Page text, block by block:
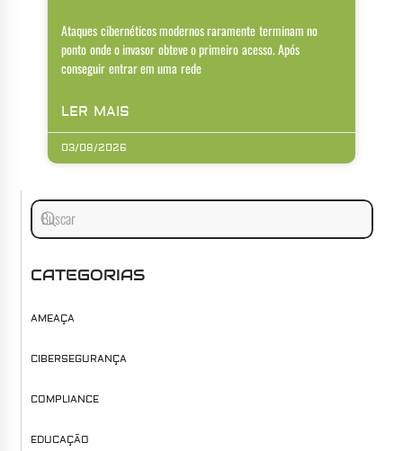
Ataques cibernéticos modernos raramente terminam no
ponto onde o invasor obteve o primeiro acesso. Após
conseguir entrar em uma rede
LER MAIS
03/08/2026
CATEGORIAS
AMEAÇA
CIBERSEGURANÇA
COMPLIANCE
EDUCAÇÃO